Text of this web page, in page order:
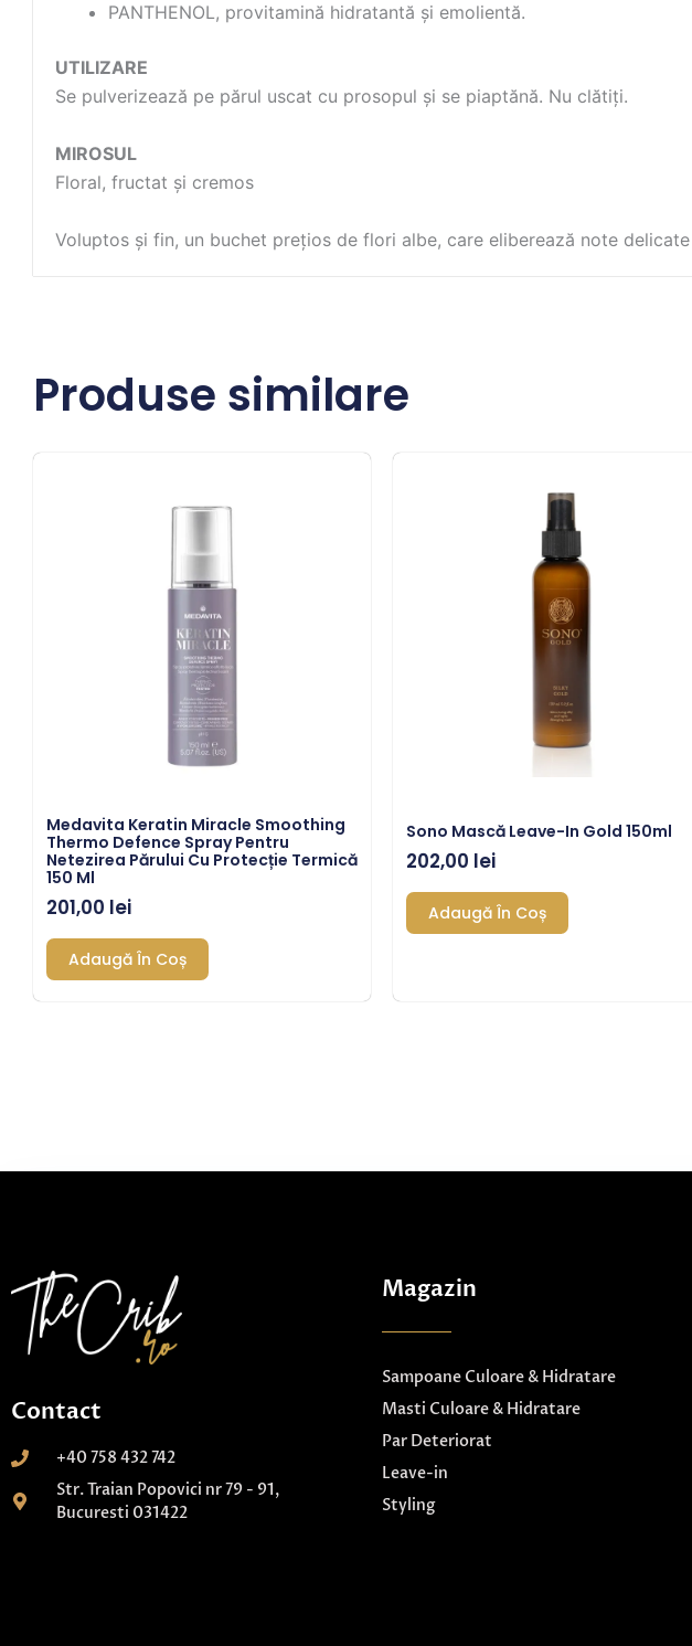
PANTHENOL, provitamină hidratantă și emolientă.
UTILIZARE
Se pulverizează pe părul uscat cu prosopul și se piaptănă. Nu clătiți.
MIROSUL
Floral, fructat și cremos
Voluptos și fin, un buchet prețios de flori albe, care eliberează note
Produse similare
Medavita Keratin Miracle Smoothing
Thermo Defence Spray Pentru
Netezirea Părului Cu Protecție Termică
150 Ml
201,00 lei
Adaugă În Coș
Sono Mască Leave-In Gold 150ml
202,00 lei
Adaugă În Coș
Contact
+40 758 432 742
Str. Traian Popovici nr 79 - 91,
Bucuresti 031422
Magazin
Sampoane Culoare & Hidratare
Masti Culoare & Hidratare
Par Deteriorat
Leave-in
Styling